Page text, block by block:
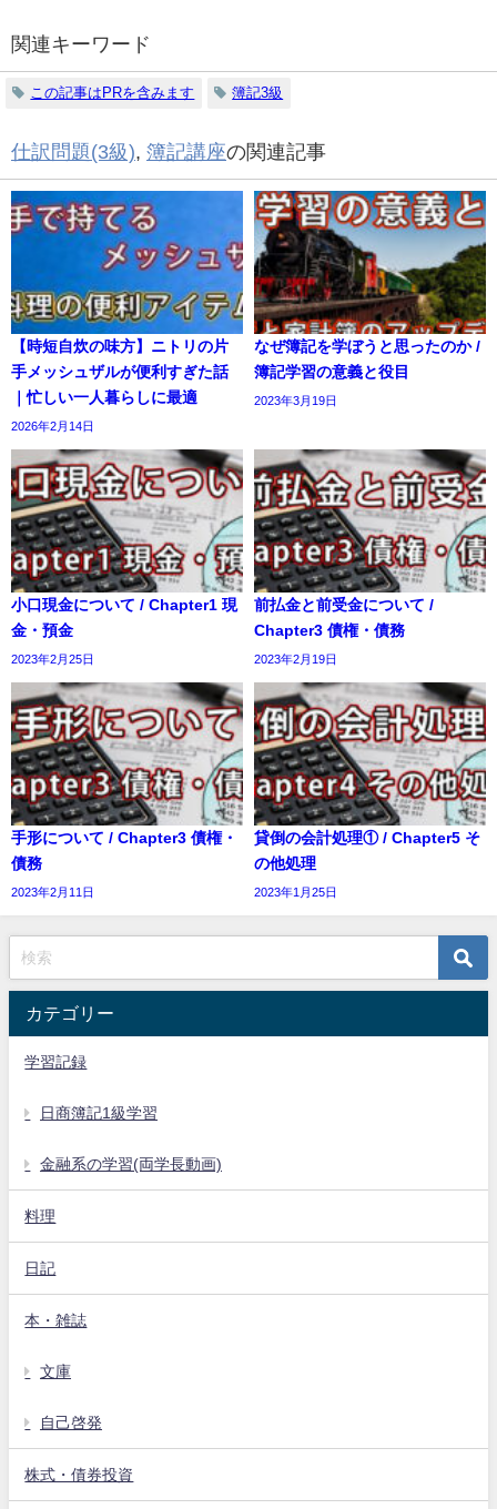
関連キーワード
この記事はPRを含みます 簿記3級
仕訳問題(3級), 簿記講座の関連記事
【時短自炊の味方】ニトリの片
手メッシュザルが便利すぎた話
｜忙しい一人暮らしに最適
2026年2月14日
なぜ簿記を学ぼうと思ったのか /
簿記学習の意義と役目
2023年3月19日
小口現金について / Chapter1 現
金・預金
2023年2月25日
前払金と前受金について /
Chapter3 債権・債務
2023年2月19日
手形について / Chapter3 債権・
債務
2023年2月11日
貸倒の会計処理① / Chapter5 そ
の他処理
2023年1月25日
カテゴリー
学習記録
日商簿記1級学習
金融系の学習(両学長動画)
料理
日記
本・雑誌
文庫
自己啓発
株式・債券投資